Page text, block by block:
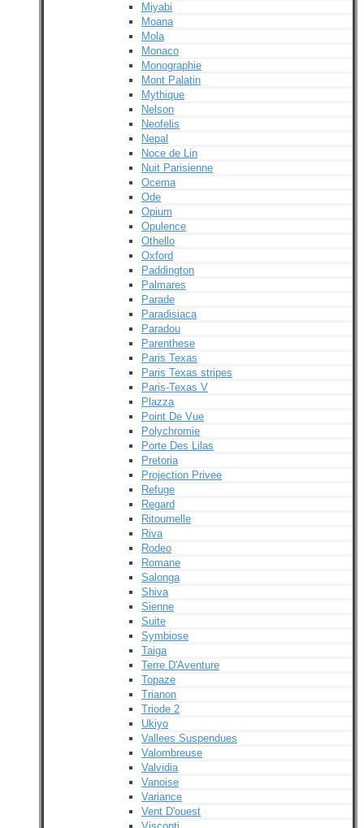
Miyabi
Moana
Mola
Monaco
Monographie
Mont Palatin
Mythique
Nelson
Neofelis
Nepal
Noce de Lin
Nuit Parisienne
Ocema
Ode
Opium
Opulence
Othello
Oxford
Paddington
Palmares
Parade
Paradisiaca
Paradou
Parenthese
Paris Texas
Paris Texas stripes
Paris-Texas V
Plazza
Point De Vue
Polychromie
Porte Des Lilas
Pretoria
Projection Privee
Refuge
Regard
Ritournelle
Riva
Rodeo
Romane
Salonga
Shiva
Sienne
Suite
Symbiose
Taiga
Terre D'Aventure
Topaze
Trianon
Triode 2
Ukiyo
Vallees Suspendues
Valombreuse
Valvidia
Vanoise
Variance
Vent D'ouest